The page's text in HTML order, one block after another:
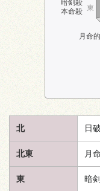
暗剣殺
本命殺
月命
東
北 日破
北東 月
東 暗